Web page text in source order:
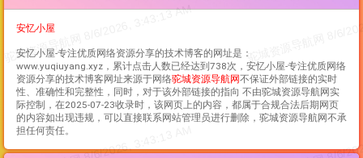
安忆小屋
安忆小屋-专注优质网络资源分享的技术博客的网址是：
www.yuqiuyang.xyz，累计点击人数已经达到738次， 安忆小屋-专注优质网络
资源分享的技术博客网址来源于网络驼城资源导航网不保证外部链接的实时
性、准确性和完整性，同时，对于该外部链接的指向 不由驼城资源导航网实
际控制，在2025-07-23收录时，该网页上的内容，都属于合规合法后期网页
的内容如出现违规，可以直接联系网站管理员进行删除，驼城资源导航网不承
担任何责任。